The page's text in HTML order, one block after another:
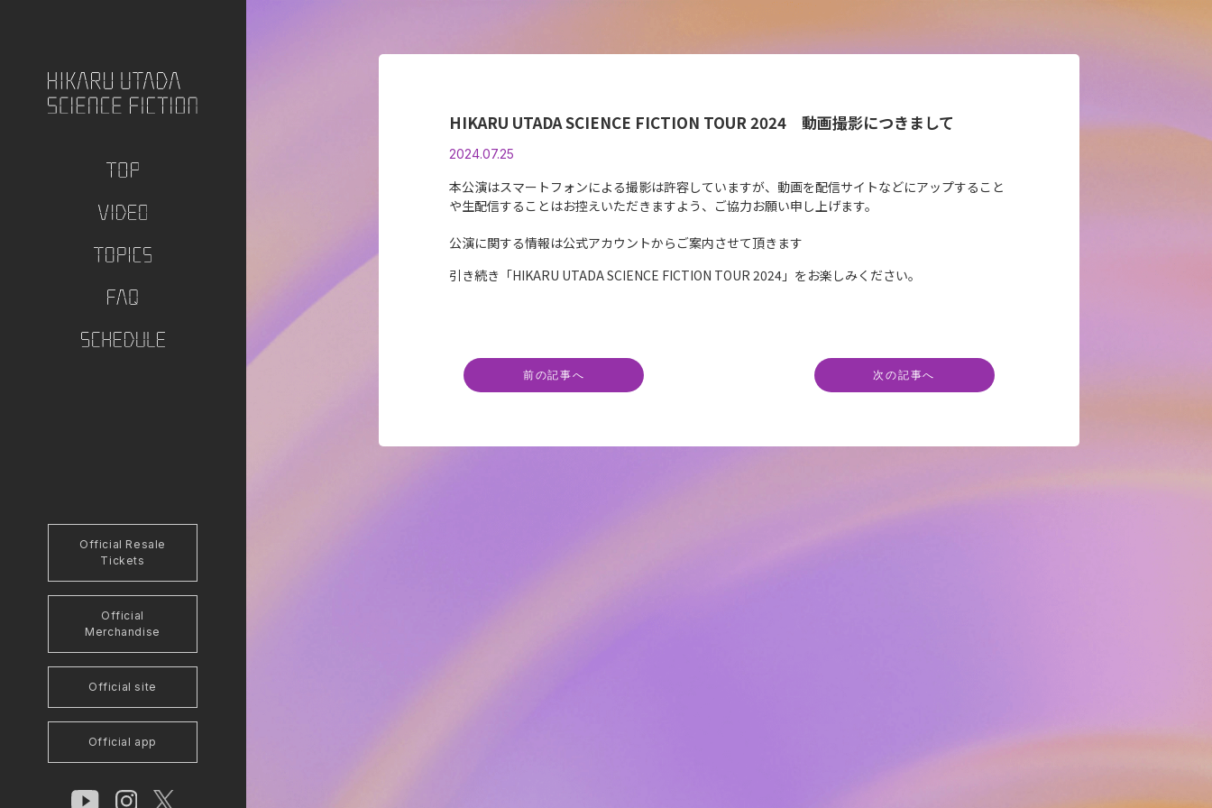
Official Resale
Tickets
Official
Merchandise
Official site
Official app
HIKARU UTADA SCIENCE FICTION TOUR 2024 動画撮影につきまして
2024.07.25
本公演はスマートフォンによる撮影は許容していますが、動画を配信サイトなどにアップすること
や生配信することはお控えいただきますよう、ご協力お願い申し上げます。
公演に関する情報は公式アカウントからご案内させて頂きます
引き続き「HIKARU UTADA SCIENCE FICTION TOUR 2024」をお楽しみください。
前の記事へ 次の記事へ